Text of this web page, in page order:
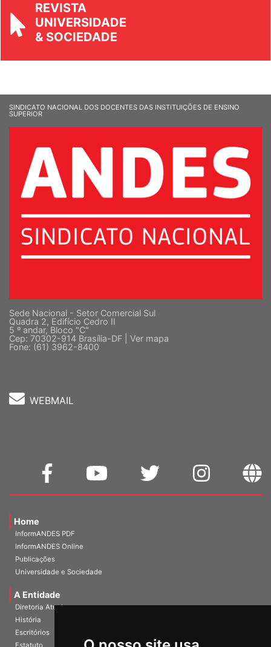
REVISTA
UNIVERSIDADE
& SOCIEDADE
SINDICATO NACIONAL DOS DOCENTES DAS INSTITUIÇÕES DE ENSINO
SUPERIOR
Sede Nacional - Setor Comercial Sul
Quadra 2, Edifício Cedro II
5 º andar, Bloco "C"
Cep: 70302-914 Brasília-DF | Ver mapa
Fone: (61) 3962-8400
WEBMAIL
Home
InformANDES PDF
InformANDES Online
Publicações
Universidade e Sociedade
A Entidade
Diretoria Atual
História
Escritórios
Estatuto